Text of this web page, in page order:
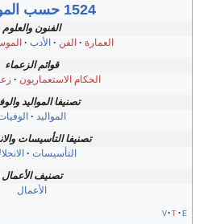
1524 حسب الموضوع
الفنون والعلوم
العمارة
الفن الأدب
قوائم الزعماء
الحكام الاستعماريون
تصنيفا المواليد
المواليد
تصنيفا التأسيسات
التأسيسات
تصنيف الأعمال
الأعمال
v t e